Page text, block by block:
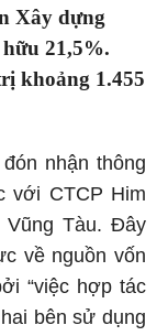
Xây dựng
21,5%.
khoảng 1.455
nhận thông
với CTCP Him
Tàu. Đây
về nguồn vốn
“việc hợp tác
bên sử dụng